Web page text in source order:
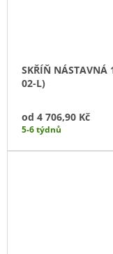
SKŘÍŇ NÁSTAVNÁ
02-L)
od 4 706,90 Kč
5-6 týdnů